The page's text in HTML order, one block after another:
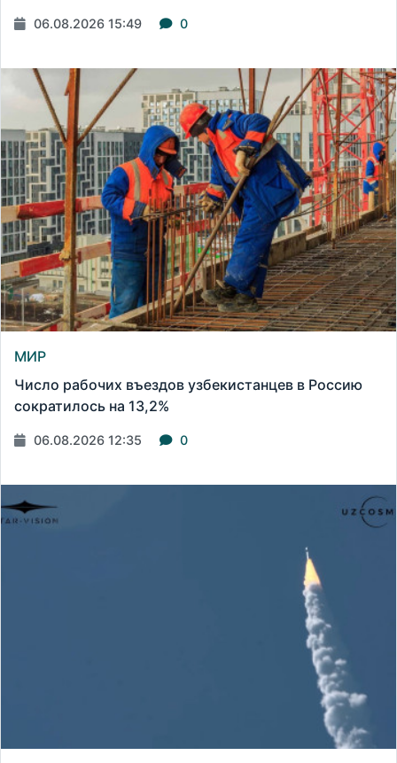
06.08.2026 15:49 0
МИР
Число рабочих въездов узбекистанцев в Россию
сократилось на 13,2%
06.08.2026 12:35 0